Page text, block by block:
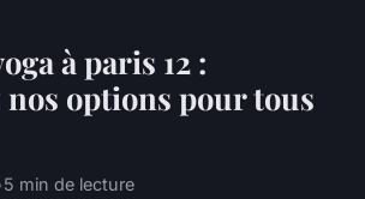
à paris 12 :
nos options pour tous
5 min de lecture